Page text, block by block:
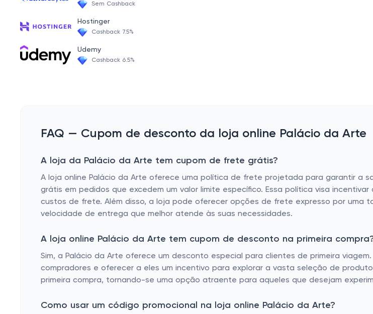
Sem Cashback
Hostinger
Cashback 7.5%
Udemy
Cashback 6.5%
FAQ — Cupom de desconto da loja online Palácio da Arte
A loja da Palácio da Arte tem cupom de frete grátis?
A loja online Palácio da Arte oferece uma política de frete projetada para garantir a
grátis em pedidos que excedem um valor limite específico. Essa política visa
custos de frete. Além disso, a loja pode oferecer opções de frete expresso por uma
velocidade de entrega que melhor atende às suas necessidades.
A loja online Palácio da Arte tem cupom de desconto na primeira
Sim, a Palácio da Arte oferece um desconto especial para clientes de primeira
compradores e oferecer a eles um incentivo para explorar a vasta seleção de
primeira compra, tornando-se uma opção atraente para aqueles que desejam
Como usar um código promocional na loja online Palácio da Arte?